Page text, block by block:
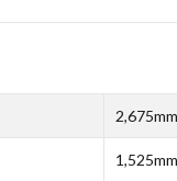
2,675mm
1,525mm